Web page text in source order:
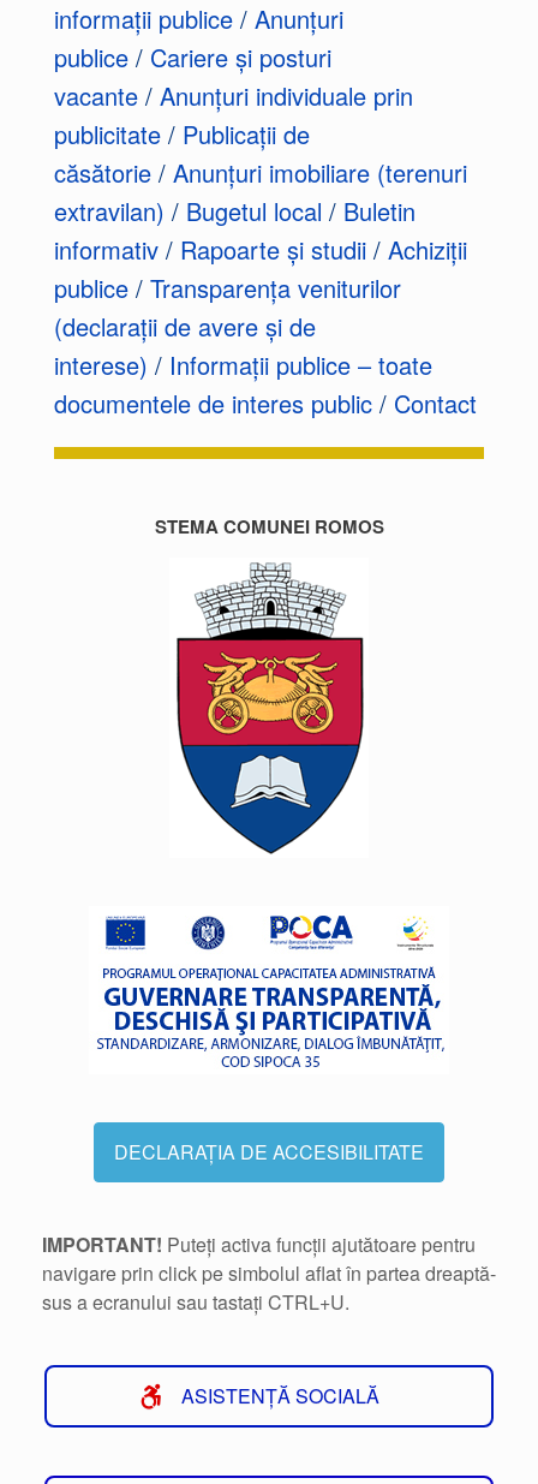
informații publice / Anunțuri
publice / Cariere și posturi
vacante / Anunțuri individuale prin
publicitate / Publicații de
căsătorie / Anunțuri imobiliare (terenuri
extravilan) / Bugetul local / Buletin
informativ / Rapoarte și studii / Achiziții
publice / Transparența veniturilor
(declarații de avere și de
interese) / Informații publice – toate
documentele de interes public / Contact
STEMA COMUNEI ROMOS
DECLARAȚIA DE ACCESIBILITATE
IMPORTANT! Puteți activa funcții ajutătoare pentru
navigare prin click pe simbolul aflat în partea dreaptă-
sus a ecranului sau tastați CTRL+U.
ASISTENȚĂ SOCIALĂ